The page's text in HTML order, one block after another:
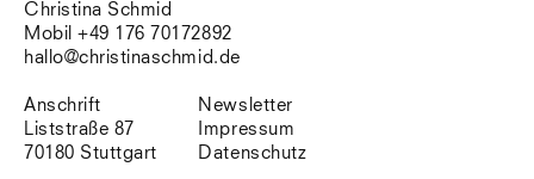
Christina Schmid
Mobil +49 176 70172892
hallo@christinaschmid.de
Anschrift
Liststraße 87
70180 Stuttgart
Newsletter
Impressum
Datenschutz